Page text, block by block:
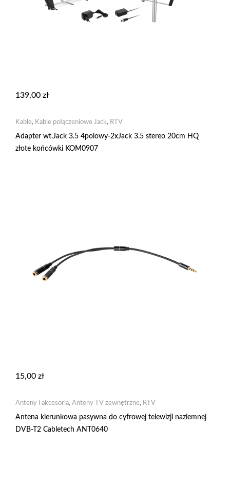
139,00 zł
Kable, Kable połączeniowe Jack, RTV
Adapter wt.Jack 3.5 4polowy-2xJack 3.5 stereo 20cm HQ
złote końcówki KOM0907
15,00 zł
Anteny i akcesoria, Anteny TV zewnętrzne, RTV
Antena kierunkowa pasywna do cyfrowej telewizji naziemnej
DVB-T2 Cabletech ANT0640